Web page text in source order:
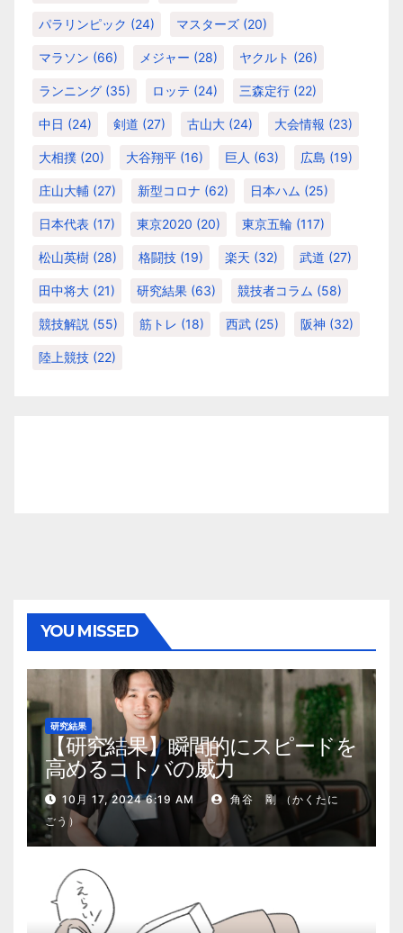
パラリンピック (24) マスターズ (20)
マラソン (66) メジャー (28) ヤクルト (26)
ランニング (35) ロッテ (24) 三森定行 (22)
中日 (24) 剣道 (27) 古山大 (24) 大会情報 (23)
大相撲 (20) 大谷翔平 (16) 巨人 (63) 広島 (19)
庄山大輔 (27) 新型コロナ (62) 日本ハム (25)
日本代表 (17) 東京2020 (20) 東京五輪 (117)
松山英樹 (28) 格闘技 (19) 楽天 (32) 武道 (27)
田中将大 (21) 研究結果 (63) 競技者コラム (58)
競技解説 (55) 筋トレ (18) 西武 (25) 阪神 (32)
陸上競技 (22)
YOU MISSED
研究結果
【研究結果】瞬間的にスピードを
高めるコトバの威力
10月 17, 2024 6:19 AM
角谷 剛 （かくたに
ごう）